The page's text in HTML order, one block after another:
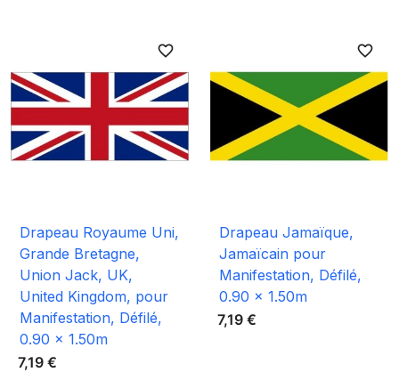
favorite_border
Drapeau Royaume Uni,
Grande Bretagne,
Union Jack, UK,
United Kingdom, pour
Manifestation, Défilé,
0.90 x 1.50m
7,19 €
favorite_border
Drapeau Jamaïque,
Jamaïcain pour
Manifestation, Défilé,
0.90 x 1.50m
7,19 €